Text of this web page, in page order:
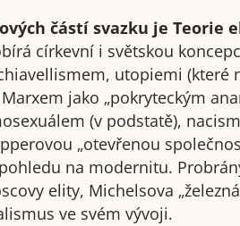
částí svazku je Teorie
církevní i světskou
utopiemi (které
jako „pokryteckým
(v podstatě),
„otevřenou
na modernitu.
elity, Michelsova
ve svém vývoji.